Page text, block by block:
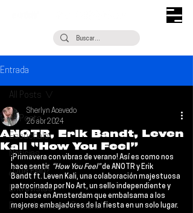
Entrada
All Posts
Escúchalo
Noticias
¿Qué Plan?
Entrevistas
Descubrimiento Semanal
All Posts
ANOTR, Erik Bandt, Leven
Kali “How You Feel”
Sherlyn Acevedo
26 abr 2024
¡Primavera con vibras de verano! Así es como nos
hace sentir “How You Feel” de ANOTR y Erik
Bandt ft. Leven Kali, una colaboración majestuosa
patrocinada por No Art, un sello independiente y
con base en Amsterdam que embalsama a los
mejores embajadores de la fiesta en un solo lugar.